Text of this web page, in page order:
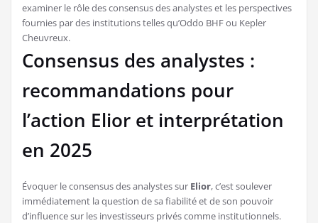
examiner le rôle des consensus des analystes et les perspectives
fournies par des institutions telles qu’Oddo BHF ou Kepler
Cheuvreux.
Consensus des analystes :
recommandations pour
l’action Elior et interprétation
en 2025
Évoquer le consensus des analystes sur Elior, c’est soulever
immédiatement la question de sa fiabilité et de son pouvoir
d’influence sur les investisseurs privés comme institutionnels.